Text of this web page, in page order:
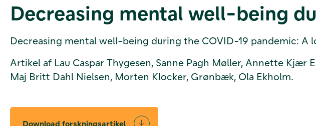
Værktøjer
og viden
Foreningen
os
Decreasing mental well-being
Decreasing mental well-being during the COVID-19 pandemic:
Artikel af Lau Caspar Thygesen, Sanne Pagh Møller, Annette Kjær
Maj Britt Dahl Nielsen, Morten Klocker, Grønbæk, Ola Ekholm.
Download forskningsartikel